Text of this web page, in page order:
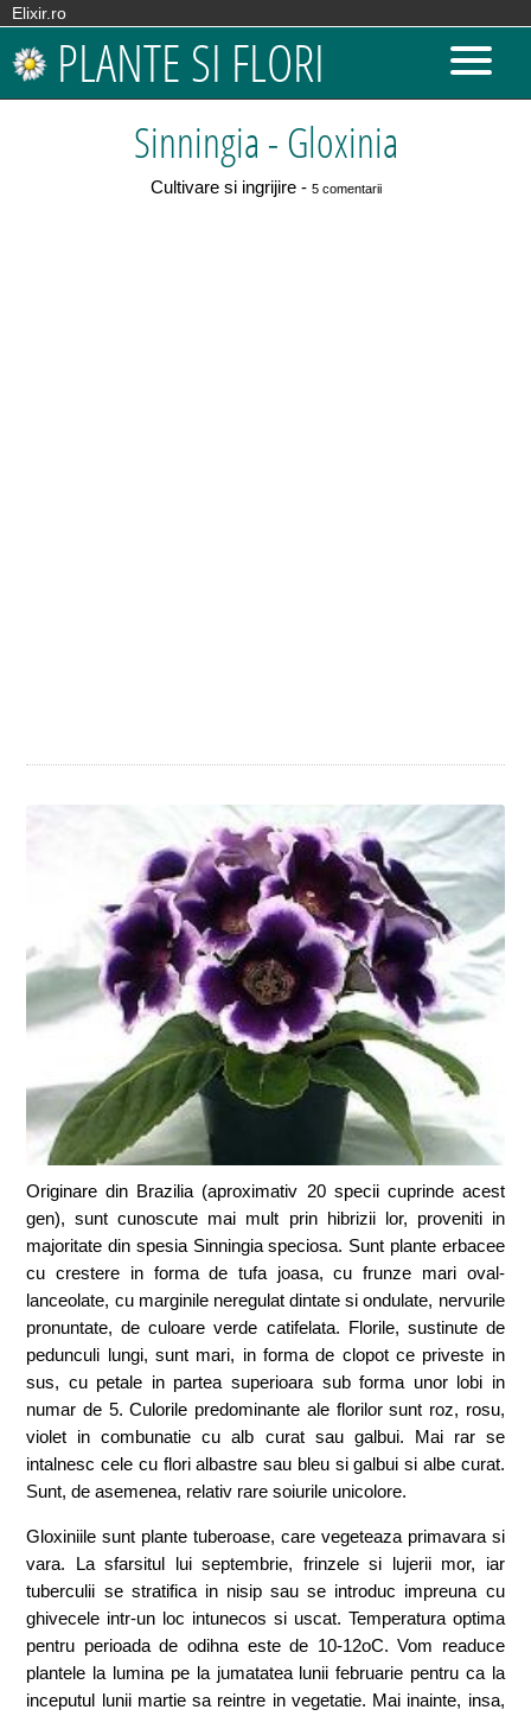
Elixir.ro
PLANTE SI FLORI
Sinningia - Gloxinia
Cultivare si ingrijire - 5 comentarii
Originare din Brazilia (aproximativ 20 specii cuprinde acest
gen), sunt cunoscute mai mult prin hibrizii lor, proveniti in
majoritate din spesia Sinningia speciosa. Sunt plante erbacee
cu crestere in forma de tufa joasa, cu frunze mari oval-
lanceolate, cu marginile neregulat dintate si ondulate, nervurile
pronuntate, de culoare verde catifelata. Florile, sustinute de
pedunculi lungi, sunt mari, in forma de clopot ce priveste in
sus, cu petale in partea superioara sub forma unor lobi in
numar de 5. Culorile predominante ale florilor sunt roz, rosu,
violet in combunatie cu alb curat sau galbui. Mai rar se
intalnesc cele cu flori albastre sau bleu si galbui si albe curat.
Sunt, de asemenea, relativ rare soiurile unicolore.
Gloxiniile sunt plante tuberoase, care vegeteaza primavara si
vara. La sfarsitul lui septembrie, frinzele si lujerii mor, iar
tuberculii se stratifica in nisip sau se introduc impreuna cu
ghivecele intr-un loc intunecos si uscat. Temperatura optima
pentru perioada de odihna este de 10-12oC. Vom readuce
plantele la lumina pe la jumatatea lunii februarie pentru ca la
inceputul lunii martie sa reintre in vegetatie. Mai inainte, insa,